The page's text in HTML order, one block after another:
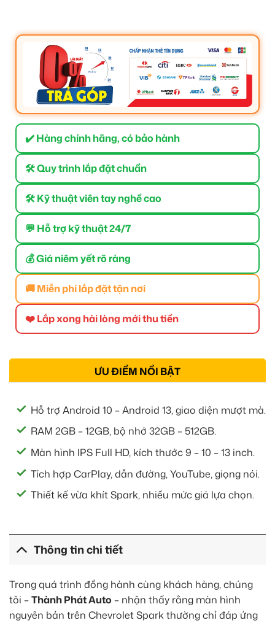
✔️ Hàng chính hãng, có bảo hành
🛠 Quy trình lắp đặt chuẩn
🛠 Kỹ thuật viên tay nghề cao
💬 Hỗ trợ kỹ thuật 24/7
💰 Giá niêm yết rõ ràng
🚚 Miễn phí lắp đặt tận nơi
❤️ Lắp xong hài lòng mới thu tiền
ƯU ĐIỂM NỔI BẬT
Hỗ trợ Android 10 – Android 13, giao diện mượt mà.
RAM 2GB – 12GB, bộ nhớ 32GB – 512GB.
Màn hình IPS Full HD, kích thước 9 – 10 – 13 inch.
Tích hợp CarPlay, dẫn đường, YouTube, giọng nói.
Thiết kế vừa khít Spark, nhiều mức giá lựa chọn.
Thông tin chi tiết
Trong quá trình đồng hành cùng khách hàng, chúng
tôi –Thành Phát Auto – nhận thấy rằng màn hình
nguyên bản trên Chevrolet Spark thường chỉ đáp ứng